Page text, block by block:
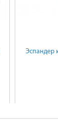
Эспандер